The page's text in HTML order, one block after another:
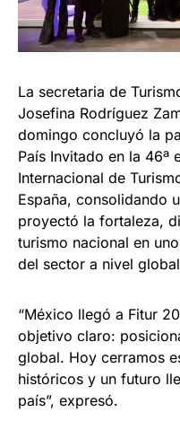
La secretaria de
Josefina Rodríguez
domingo concluyó la
País Invitado en la 46ª
Internacional de
España, consolidando
proyectó la fortaleza,
turismo nacional en
del sector a nivel
“México llegó a Fitur
objetivo claro:
global. Hoy cerramos
históricos y un futuro
país”, expresó.